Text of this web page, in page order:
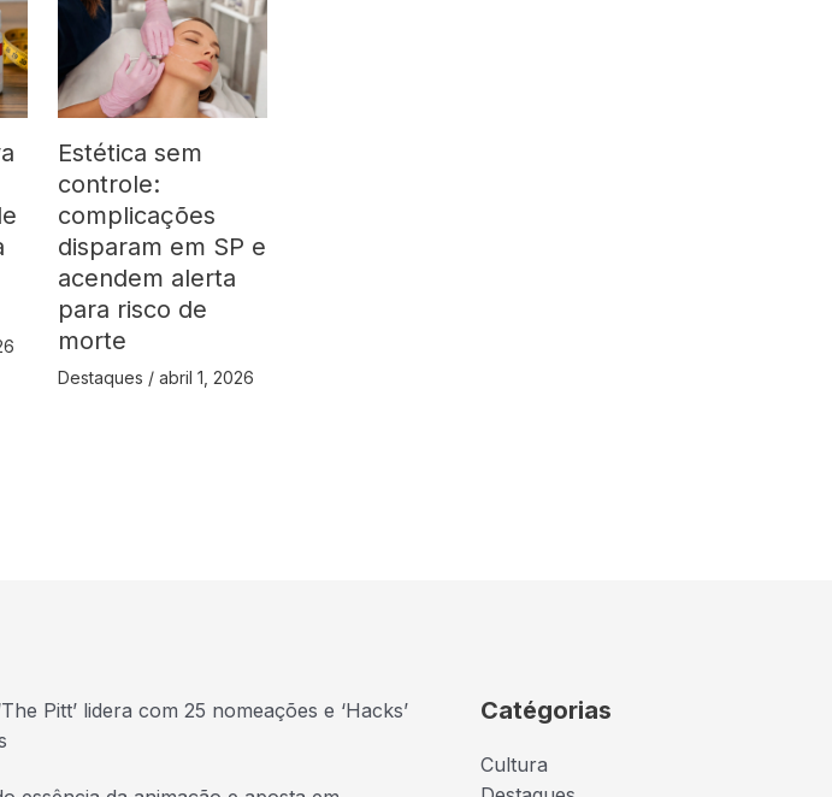
Estética sem
controle:
complicações
disparam em SP e
acendem alerta
para risco de
morte
Destaques /abril 1, 2026
Pitt’ lidera com 25 nomeações e ‘Hacks’
Catégorias
Cultura